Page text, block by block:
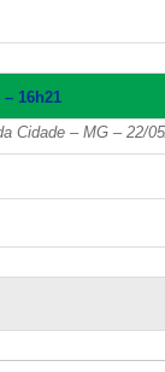
16h21
Cidade – MG – 22/